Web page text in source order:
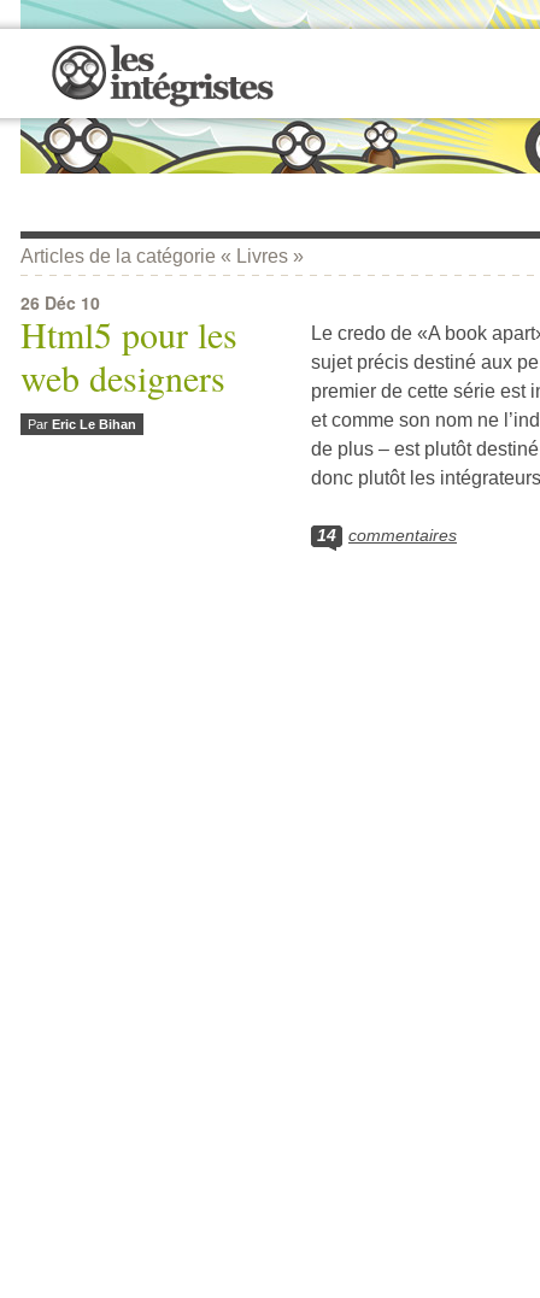
Articles de la catégorie « Livres »
Html5 pour les
web designers
26 Déc 10
Par Eric Le Bihan
Le credo de «A book
sujet précis destiné aux
premier de cette série est
et comme son nom ne
de plus – est plutôt
donc plutôt les
14 commentaires